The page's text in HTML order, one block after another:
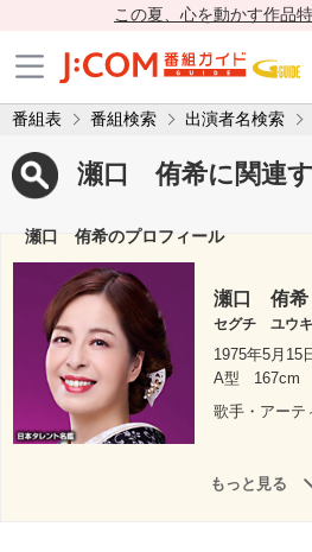
この夏、心を動かす作品
番組表 番組検索 出演者名検索
瀬口 侑希に関連
瀬口 侑希のプロフィール
瀬口 侑希
セグチ ユウキ
1975年5月15
A型
167cm
歌手・アーテ
もっと見る